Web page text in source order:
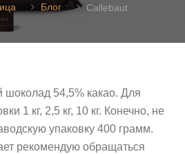
Блог Callebaut
шоколад 54,5% какао. Для
1 кг, 2,5 кг, 10 кг. Конечно, не
упаковку 400 грамм.
рекомендую обращаться